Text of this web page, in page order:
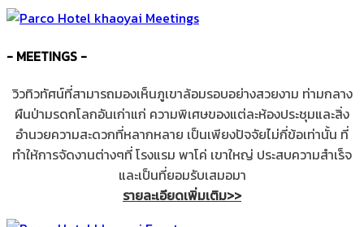
- MEETINGS -
วิวทิวทัศน์ที่สามารถมองเห็นภูเขาล้อมรอบอย่างสวยงาม ท่ามกลาง
ผืนป่ามรดกโลกอันเก่าแก่ ความพิเศษของแต่ละห้องประชุมและสิ่ง
อำนวยความสะดวกที่หลากหลาย เป็นเพียงปัจจัยไม่กี่ข้อเท่านั้น ที่
ทำให้การจัดงานต่างๆที่ โรงแรม พาโค่ เขาใหญ่ ประสบความสำเร็จ
และเป็นที่ยอมรับเสมอมา
รายละเอียดเพิ่มเติม>>